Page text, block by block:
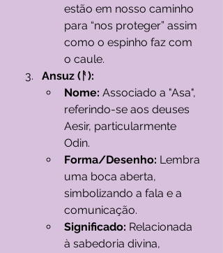
estão em nosso caminho
para “nos proteger” assim
como o espinho faz com
o caule.
Ansuz (ᚨ):
Nome: Associado a "Asa",
referindo-se aos deuses
Aesir, particularmente
Odin.
Forma/Desenho: Lembra
uma boca aberta,
simbolizando a fala e a
comunicação.
Significado: Relacionada
à sabedoria divina,